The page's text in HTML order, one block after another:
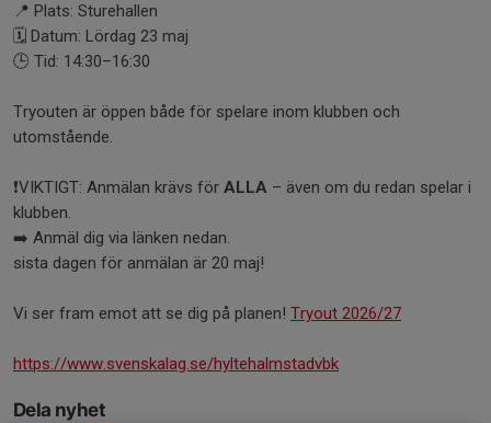
📍 Plats: Sturehallen
🗓 Datum: Lördag 23 maj
🕒 Tid: 14:30–16:30
Tryouten är öppen både för spelare inom klubben och
utomstående.
❗️VIKTIGT: Anmälan krävs för ALLA – även om du redan spelar i
klubben.
➡️ Anmäl dig via länken nedan.
sista dagen för anmälan är 20 maj!
Vi ser fram emot att se dig på planen! Tryout 2026/27
https://www.svenskalag.se/hyltehalmstadvbk
Dela nyhet